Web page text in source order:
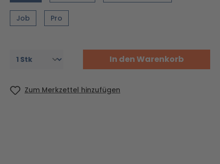
Job Pro
In den Warenkorb
Zum Merkzettel hinzufügen